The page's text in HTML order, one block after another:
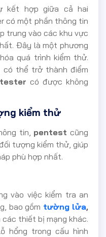
kết hợp giữa cả hai
có một phần thông tin
trung vào các khu vực
Đây là một phương
quá trình kiểm thử.
có thể trở thành điểm
có được không
kiểm thử
tin, pentest cũng
tượng kiểm thử, giúp
phù hợp nhất.
vào việc kiểm tra an
bao gồm tường lửa,
các thiết bị mạng khác.
hổng trong cấu hình